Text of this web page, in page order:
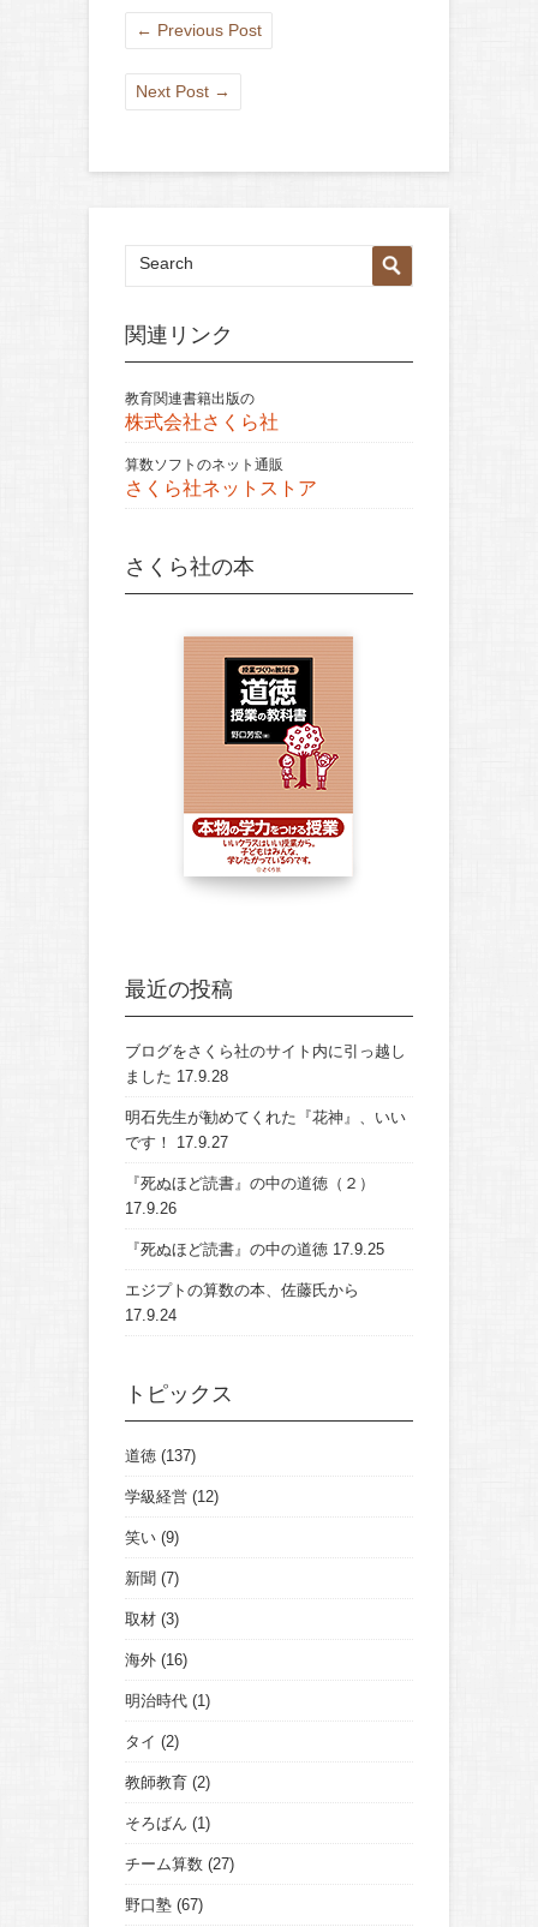
← Previous Post
Next Post →
関連リンク
教育関連書籍出版の
株式会社さくら社
算数ソフトのネット通販
さくら社ネットストア
さくら社の本
最近の投稿
ブログをさくら社のサイト内に引っ越し
ました 17.9.28
明石先生が勧めてくれた『花神』、いい
です！
17.9.27
『死ぬほど読書』の中の道徳（２）
17.9.26
『死ぬほど読書』の中の道徳 17.9.25
エジプトの算数の本、佐藤氏から
17.9.24
トピックス
道徳 (137)
学級経営 (12)
笑い (9)
新聞 (7)
取材 (3)
海外 (16)
明治時代 (1)
タイ (2)
教師教育 (2)
そろばん (1)
チーム算数 (27)
野口塾 (67)